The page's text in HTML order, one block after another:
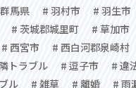
馬県 # 羽村市 # 羽生市
# 茨城郡城里町 # 草加市
# 西宮市 # 西白河郡泉崎村
トラブル # 逗子市 # 違
ル # 雑草 # 離婚 # 雨